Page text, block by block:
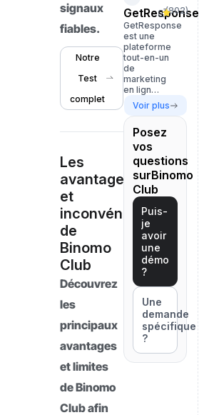
signaux
fiables.
Notre
Test
complet
Les
avantages
et
inconvénients
de
Binomo
Club
Découvrez
les
principaux
avantages
et limites
de Binomo
Club afin
GetResponse
(802)
GetResponse
est une
plateforme
tout-en-un
de
marketing
en lign…
Voir plus
Posez
vos
questions
surBinomo
Club
Puis-
je
avoir
une
démo
?
Une
demande
spécifique
?